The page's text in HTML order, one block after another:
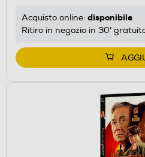
Acquisto online: disponibile
Ritiro in negozio in 30'